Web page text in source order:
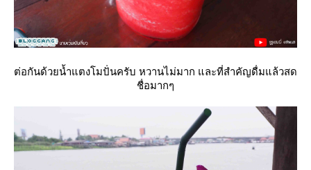
ต่อกันด้วยน้ำแตงโมปั่นครับ หวานไม่มาก และที่สำคัญดื่มแล้วสด
ชื่อมากๆ